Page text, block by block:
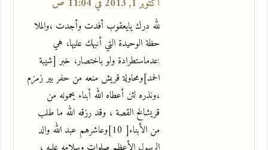
أكتوبر 1, 2013 في 11:04 ص
لله درك يايعقوب أفدت وأجدت ،والملا
حظة الوحيدة التي أنبهك عليها، هي
:عدماستطرادة ولو باختصار، خبر [شيبة
الحمد]ومحاولة قريش منعه من حفر بير زمزم
،ونذره لئن أعطاه الله أبناء يحمونه من
قريشالخ القصة ، وقد رزقه الله ما طلب
من الأبناء[ 10]وعاشرهم عبد الله والد